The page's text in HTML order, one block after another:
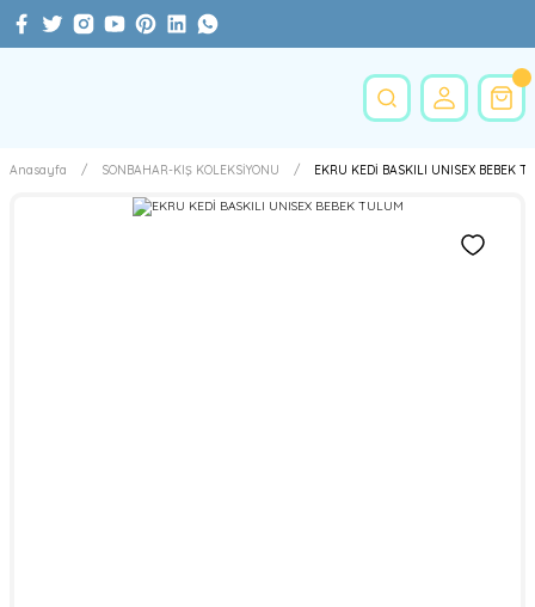
Anasayfa SONBAHAR-KIŞ KOLEKSİYONU EKRU KEDİ BASKILI UNISEX BEBEK